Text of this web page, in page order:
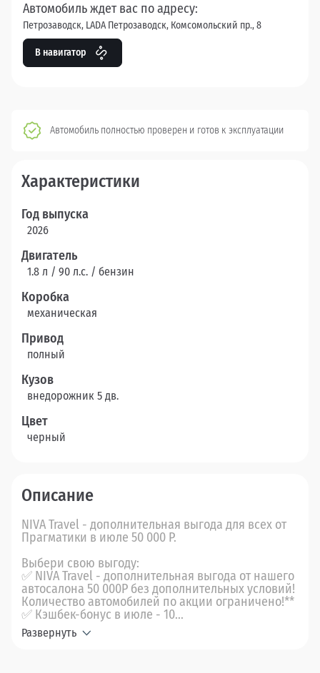
Автомобиль ждет вас по адресу:
Петрозаводск, LADA Петрозаводск, Комсомольский пр., 8
В навигатор
Автомобиль полностью проверен и готов к эксплуатации
Характеристики
Год выпуска
2026
Двигатель
1.8 л / 90 л.c. / бензин
Коробка
механическая
Привод
полный
Кузов
внедорожник 5 дв.
Цвет
черный
Описание
NIVA Travel - дополнительная выгода для всех от
Прагматики в июле 50 000 Р.
Выбери свою выгоду:
✅ NIVA Travel - дополнительная выгода от нашего
автосалона 50 000Р без дополнительных условий!
Количество автомобилей по акции ограничено!**
✅ Кэшбек-бонус в июле - 10...
Развернуть